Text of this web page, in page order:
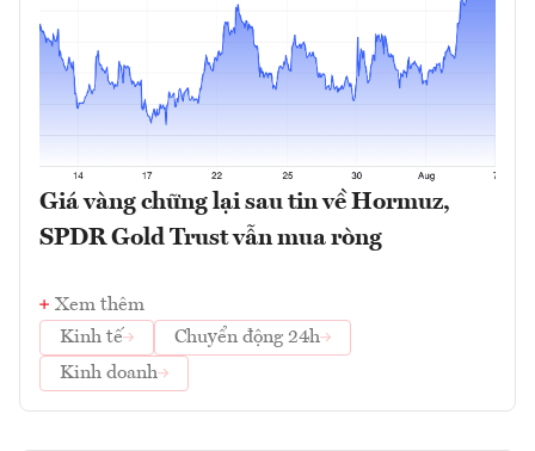
Giá vàng chững lại sau tin về Hormuz,
SPDR Gold Trust vẫn mua ròng
Xem thêm
Kinh tế
Chuyển động 24h
Kinh doanh